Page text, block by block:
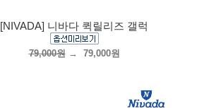
[NIVADA] 니바다 퀵릴리즈 갤럭
79,000원→ 79,000원